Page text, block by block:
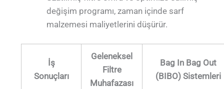
değişim programı, zaman içinde sarf
malzemesi maliyetlerini düşürür.
İş
Sonuçları
Geleneksel
Filtre
Muhafazası
Bag In Bag Out
(BIBO) Sistemleri